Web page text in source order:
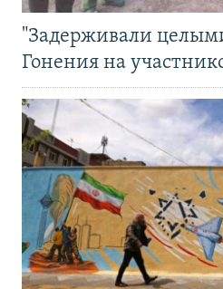
"Задерживали
Гонения на